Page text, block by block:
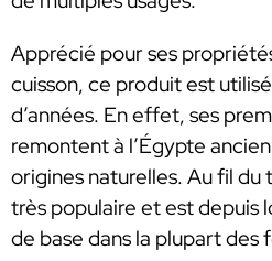
Apprécié pour ses
cuisson, ce produit est
d’années. En effet, ses
remontent à l’Égypte
origines naturelles. Au fil du
très populaire et est depuis
de base dans la plupart des